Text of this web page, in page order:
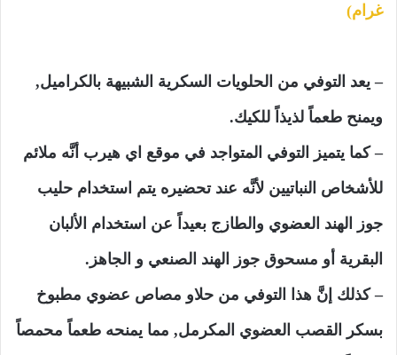
غرام)
– يعد التوفي من الحلويات السكرية الشبيهة بالكراميل,
ويمنح طعماً لذيذاً للكيك.
– كما يتميز التوفي المتواجد في موقع اي هيرب أنَّه ملائم
للأشخاص النباتيين لأنَّه عند تحضيره يتم استخدام حليب
جوز الهند العضوي والطازج بعيداً عن استخدام الألبان
البقرية أو مسحوق جوز الهند الصنعي و الجاهز.
– كذلك إنَّ هذا التوفي من حلاو مصاص عضوي مطبوخ
بسكر القصب العضوي المكرمل, مما يمنحه طعماً محمصاً